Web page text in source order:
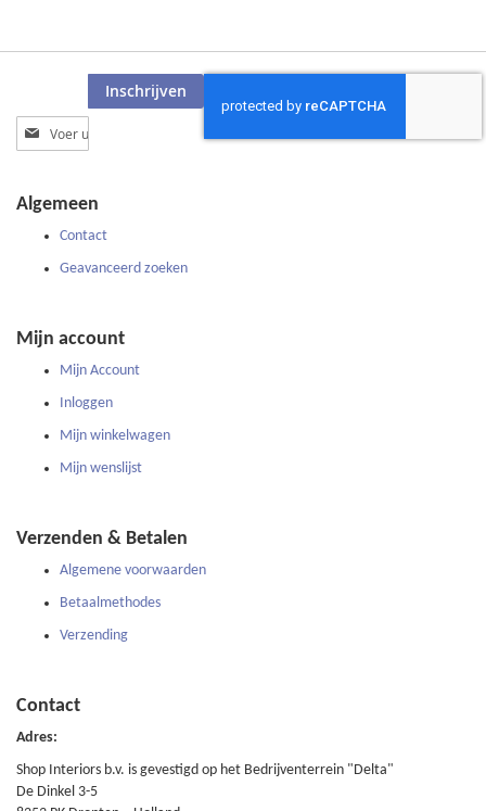
Abonneer
u
nieuwsbrief
Inschrijven
Algemeen
Contact
Geavanceerd zoeken
Mijn account
Mijn Account
Inloggen
Mijn winkelwagen
Mijn wenslijst
Verzenden & Betalen
Algemene voorwaarden
Betaalmethodes
Verzending
Contact
Adres:
Shop Interiors b.v. is gevestigd op het Bedrijventerrein "Delta"
De Dinkel 3-5